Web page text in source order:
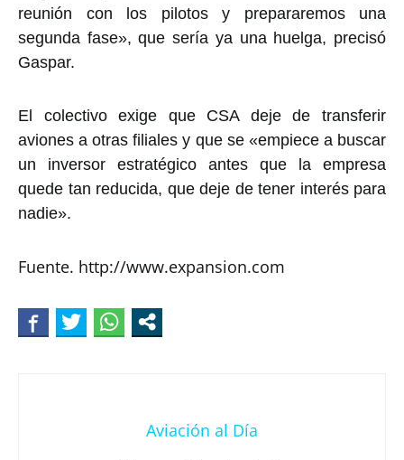
reunión con los pilotos y prepararemos una
segunda fase», que sería ya una huelga, precisó
Gaspar.
El colectivo exige que CSA deje de transferir
aviones a otras filiales y que se «empiece a buscar
un inversor estratégico antes que la empresa
quede tan reducida, que deje de tener interés para
nadie».
Fuente. http://www.expansion.com
Aviación al Día